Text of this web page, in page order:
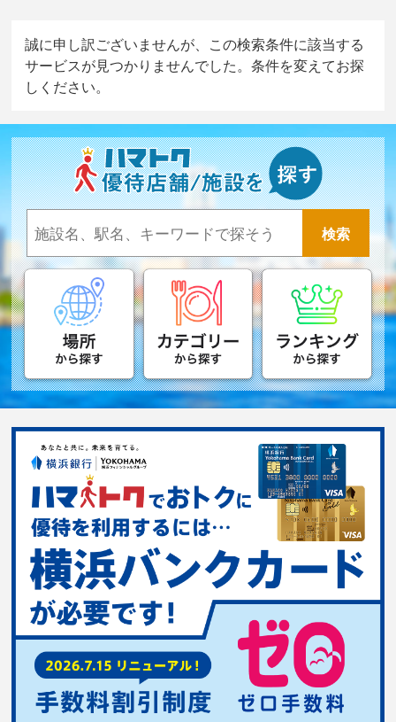
誠に申し訳ございませんが、この検索条件に該当する
サービスが見つかりませんでした。条件を変えてお探
しください。